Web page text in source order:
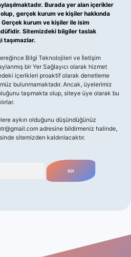
Burada yer alan içerikler
gerçek kurum ve kişiler hakkında
Gerçek kurum ve kişiler ile isim
Sitemizdeki bilgiler taslak
taşımazlar.
Bilgi Teknolojileri ve İletişim
bir Yer Sağlayıcı olarak hizmet
içerikleri proaktif olarak denetleme
bulunmamaktadır. Ancak, üyelerimiz
taşımakta olup, siteye üye olarak bu
aykırı olduğunu düşündüğünüz
adresine bildirmeniz halinde,
sitemizden kaldırılacaktır.